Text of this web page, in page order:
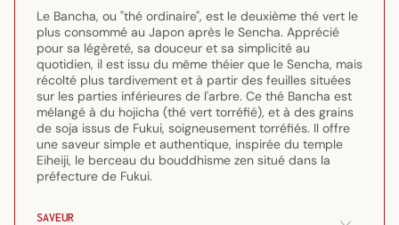
aux
grains
de
soja
torréfiés
(3g
x
16
sachets)
aux
grains
de
soja
torréfiés
(3g
x
16
sachets)
Le Bancha, ou "thé ordinaire", est le deuxième thé vert le
plus consommé au Japon après le Sencha. Apprécié
pour sa légèreté, sa douceur et sa simplicité au
quotidien, il est issu du même théier que le Sencha, mais
récolté plus tardivement et à partir des feuilles situées
sur les parties inférieures de l'arbre. Ce thé Bancha est
mélangé à du hojicha (thé vert torréfié), et à des grains
de soja issus de Fukui, soigneusement torréfiés. Il offre
une saveur simple et authentique, inspirée du temple
Eiheiji, le berceau du bouddhisme zen situé dans la
préfecture de Fukui.
SAVEUR